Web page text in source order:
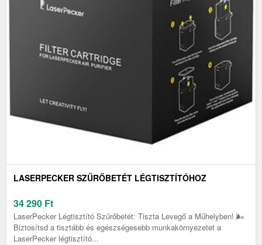
LASERPECKER SZŰRŐBETÉT LÉGTISZTÍTÓHOZ
34 290 Ft
LaserPecker Légtisztító Szűrőbetét: Tiszta Levegő a Műhelyben! 🌬️
Biztosítsd a tisztább és egészségesebb munkakörnyezetet a
LaserPecker légtisztító...